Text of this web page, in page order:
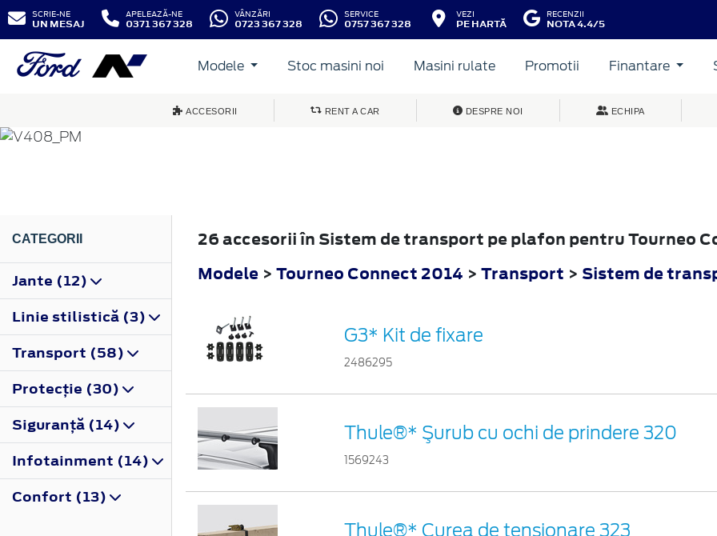
SCRIE-NE
UN MESAJ
APELEAZĂ-NE
0371 367 328
VÂNZĂRI
0723 367 328
SERVICE
0757 367 328
VEZI
PE HARTĂ
RECENZII
NOTA 4.4/5
Modele Stoc masini noi Masini rulate Promotii Finantare
ACCESORII RENT A CAR DESPRE NOI ECHIPA
TOURNEO CONNECT
CATEGORII
Jante (12)
Linie stilistică (3)
Transport (58)
Protecţie (30)
Siguranţă (14)
Infotainment (14)
Confort (13)
26 accesorii în Sistem de transport pe plafon pentru Tourneo
Modele > Tourneo Connect 2014 > Transport > Sistem de
G3* Kit de fixare
2486295
Thule®* Şurub cu ochi de prindere 320
1569243
Thule®* Curea de tensionare 323